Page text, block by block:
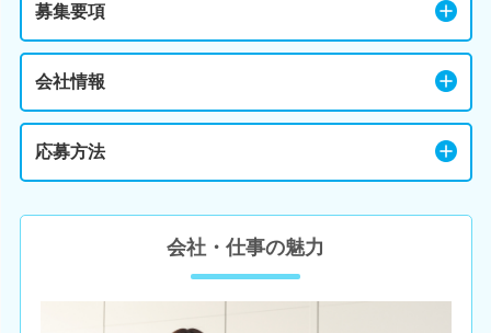
募集要項
会社情報
応募方法
会社・仕事の魅力